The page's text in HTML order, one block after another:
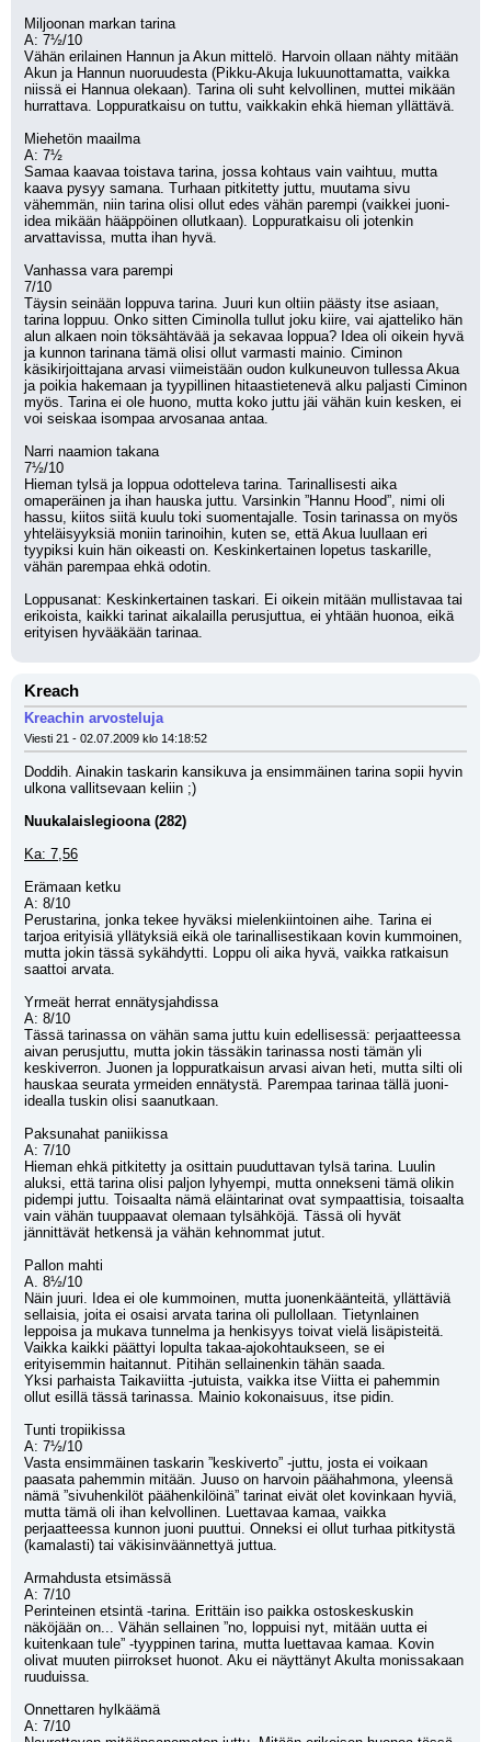
Miljoonan markan tarina
A: 7½/10
Vähän erilainen Hannun ja Akun mittelö. Harvoin ollaan nähty mitään
Akun ja Hannun nuoruudesta (Pikku-Akuja lukuunottamatta, vaikka
niissä ei Hannua olekaan). Tarina oli suht kelvollinen, muttei mikään
hurrattava. Loppuratkaisu on tuttu, vaikkakin ehkä hieman yllättävä.
Miehetön maailma
A: 7½
Samaa kaavaa toistava tarina, jossa kohtaus vain vaihtuu, mutta
kaava pysyy samana. Turhaan pitkitetty juttu, muutama sivu
vähemmän, niin tarina olisi ollut edes vähän parempi (vaikkei juoni-
idea mikään hääppöinen ollutkaan). Loppuratkaisu oli jotenkin
arvattavissa, mutta ihan hyvä.
Vanhassa vara parempi
7/10
Täysin seinään loppuva tarina. Juuri kun oltiin päästy itse asiaan,
tarina loppuu. Onko sitten Ciminolla tullut joku kiire, vai ajatteliko hän
alun alkaen noin töksähtävää ja sekavaa loppua? Idea oli oikein hyvä
ja kunnon tarinana tämä olisi ollut varmasti mainio. Ciminon
käsikirjoittajana arvasi viimeistään oudon kulkuneuvon tullessa Akua
ja poikia hakemaan ja tyypillinen hitaastietenevä alku paljasti Ciminon
myös. Tarina ei ole huono, mutta koko juttu jäi vähän kuin kesken, ei
voi seiskaa isompaa arvosanaa antaa.
Narri naamion takana
7½/10
Hieman tylsä ja loppua odotteleva tarina. Tarinallisesti aika
omaperäinen ja ihan hauska juttu. Varsinkin ”Hannu Hood”, nimi oli
hassu, kiitos siitä kuulu toki suomentajalle. Tosin tarinassa on myös
yhteläisyyksiä moniin tarinoihin, kuten se, että Akua luullaan eri
tyypiksi kuin hän oikeasti on. Keskinkertainen lopetus taskarille,
vähän parempaa ehkä odotin.
Loppusanat: Keskinkertainen taskari. Ei oikein mitään mullistavaa tai
erikoista, kaikki tarinat aikalailla perusjuttua, ei yhtään huonoa, eikä
erityisen hyvääkään tarinaa.
Kreach
Kreachin arvosteluja
Viesti 21 - 02.07.2009 klo 14:18:52
Doddih. Ainakin taskarin kansikuva ja ensimmäinen tarina sopii hyvin
ulkona vallitsevaan keliin ;)
Nuukalaislegioona (282)
Ka: 7,56
Erämaan ketku
A: 8/10
Perustarina, jonka tekee hyväksi mielenkiintoinen aihe. Tarina ei
tarjoa erityisiä yllätyksiä eikä ole tarinallisestikaan kovin kummoinen,
mutta jokin tässä sykähdytti. Loppu oli aika hyvä, vaikka ratkaisun
saattoi arvata.
Yrmeät herrat ennätysjahdissa
A: 8/10
Tässä tarinassa on vähän sama juttu kuin edellisessä: perjaatteessa
aivan perusjuttu, mutta jokin tässäkin tarinassa nosti tämän yli
keskiverron. Juonen ja loppuratkaisun arvasi aivan heti, mutta silti oli
hauskaa seurata yrmeiden ennätystä. Parempaa tarinaa tällä juoni-
idealla tuskin olisi saanutkaan.
Paksunahat paniikissa
A: 7/10
Hieman ehkä pitkitetty ja osittain puuduttavan tylsä tarina. Luulin
aluksi, että tarina olisi paljon lyhyempi, mutta onnekseni tämä olikin
pidempi juttu. Toisaalta nämä eläintarinat ovat sympaattisia, toisaalta
vain vähän tuuppaavat olemaan tylsähköjä. Tässä oli hyvät
jännittävät hetkensä ja vähän kehnommat jutut.
Pallon mahti
A. 8½/10
Näin juuri. Idea ei ole kummoinen, mutta juonenkäänteitä, yllättäviä
sellaisia, joita ei osaisi arvata tarina oli pullollaan. Tietynlainen
leppoisa ja mukava tunnelma ja henkisyys toivat vielä lisäpisteitä.
Vaikka kaikki päättyi lopulta takaa-ajokohtaukseen, se ei
erityisemmin haitannut. Pitihän sellainenkin tähän saada.
Yksi parhaista Taikaviitta -jutuista, vaikka itse Viitta ei pahemmin
ollut esillä tässä tarinassa. Mainio kokonaisuus, itse pidin.
Tunti tropiikissa
A: 7½/10
Vasta ensimmäinen taskarin ”keskiverto” -juttu, josta ei voikaan
paasata pahemmin mitään. Juuso on harvoin päähahmona, yleensä
nämä ”sivuhenkilöt päähenkilöinä” tarinat eivät olet kovinkaan hyviä,
mutta tämä oli ihan kelvollinen. Luettavaa kamaa, vaikka
perjaatteessa kunnon juoni puuttui. Onneksi ei ollut turhaa pitkitystä
(kamalasti) tai väkisinväännettyä juttua.
Armahdusta etsimässä
A: 7/10
Perinteinen etsintä -tarina. Erittäin iso paikka ostoskeskuskin
näköjään on... Vähän sellainen ”no, loppuisi nyt, mitään uutta ei
kuitenkaan tule” -tyyppinen tarina, mutta luettavaa kamaa. Kovin
olivat muuten piirrokset huonot. Aku ei näyttänyt Akulta monissakaan
ruuduissa.
Onnettaren hylkäämä
A: 7/10